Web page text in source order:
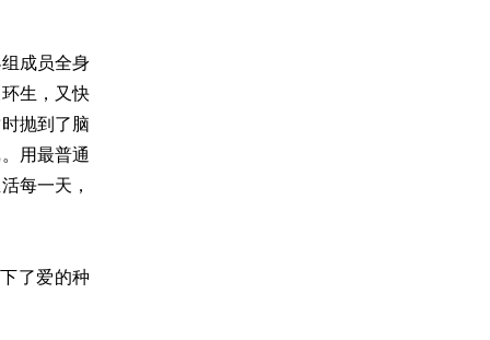
成员全身
生，又快
抛到了脑
用最普通
每一天，
了爱的种